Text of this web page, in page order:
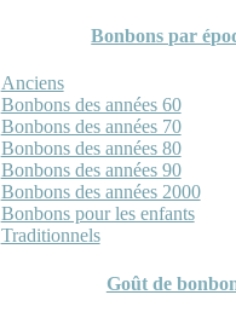
Bonbons par
Anciens
Bonbons des années 60
Bonbons des années 70
Bonbons des années 80
Bonbons des années 90
Bonbons des années 2000
Bonbons pour les enfants
Traditionnels
Goût de